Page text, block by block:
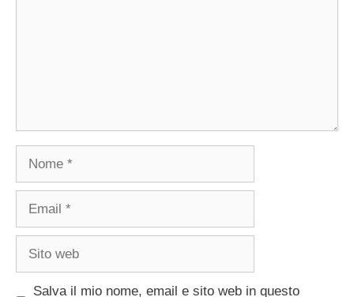
Nome
Email
Sito
Salva il mio nome, email e sito web in questo